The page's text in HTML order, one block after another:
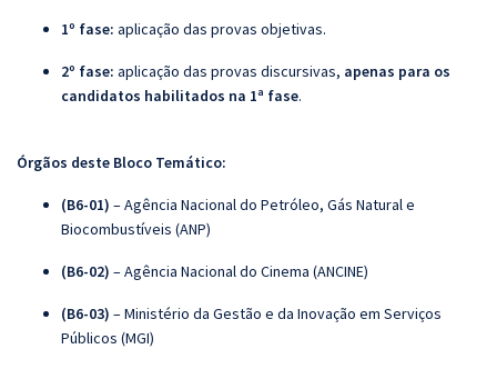
1º fase: aplicação das provas objetivas.
2º fase: aplicação das provas discursivas, apenas para os
candidatos habilitados na 1ª fase.
Órgãos deste Bloco Temático:
(B6-01) – Agência Nacional do Petróleo, Gás Natural e
Biocombustíveis (ANP)
(B6-02) – Agência Nacional do Cinema (ANCINE)
(B6-03) – Ministério da Gestão e da Inovação em Serviços
Públicos (MGI)